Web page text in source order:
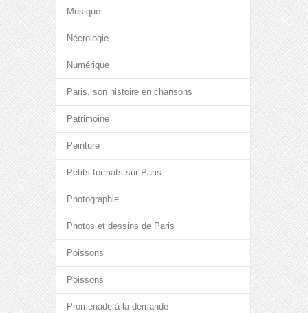
Musique
Nécrologie
Numérique
Paris, son histoire en chansons
Patrimoine
Peinture
Petits formats sur Paris
Photographie
Photos et dessins de Paris
Poissons
Poissons
Promenade à la demande